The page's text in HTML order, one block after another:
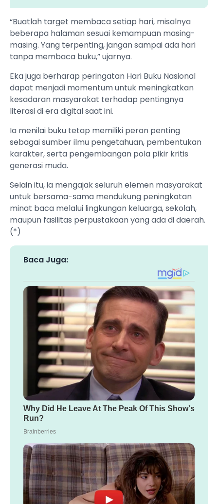
“Buatlah target membaca setiap hari, misalnya
beberapa halaman sesuai kemampuan masing-
masing. Yang terpenting, jangan sampai ada hari
tanpa membaca buku,” ujarnya.
Eka juga berharap peringatan Hari Buku Nasional
dapat menjadi momentum untuk meningkatkan
kesadaran masyarakat terhadap pentingnya
literasi di era digital saat ini.
Ia menilai buku tetap memiliki peran penting
sebagai sumber ilmu pengetahuan, pembentukan
karakter, serta pengembangan pola pikir kritis
generasi muda.
Selain itu, ia mengajak seluruh elemen masyarakat
untuk bersama-sama mendukung peningkatan
minat baca melalui lingkungan keluarga, sekolah,
maupun fasilitas perpustakaan yang ada di daerah.
(*)
Baca Juga: